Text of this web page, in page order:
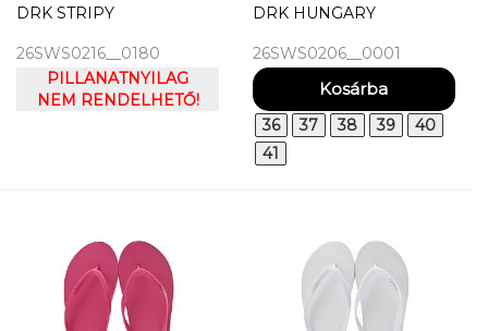
DRK STRIPY
26SWS0216__0180
PILLANATNYILAG
NEM RENDELHETŐ!
DRK HUNGARY
26SWS0206__0001
36 37 38 39
40
41